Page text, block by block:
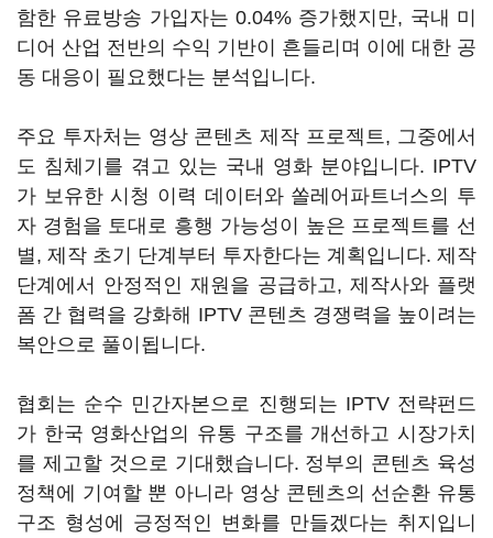
함한 유료방송 가입자는 0.04% 증가했지만, 국내 미
디어 산업 전반의 수익 기반이 흔들리며 이에 대한 공
동 대응이 필요했다는 분석입니다.
주요 투자처는 영상 콘텐츠 제작 프로젝트, 그중에서
도 침체기를 겪고 있는 국내 영화 분야입니다. IPTV
가 보유한 시청 이력 데이터와 쏠레어파트너스의 투
자 경험을 토대로 흥행 가능성이 높은 프로젝트를 선
별, 제작 초기 단계부터 투자한다는 계획입니다. 제작
단계에서 안정적인 재원을 공급하고, 제작사와 플랫
폼 간 협력을 강화해 IPTV 콘텐츠 경쟁력을 높이려는
복안으로 풀이됩니다.
협회는 순수 민간자본으로 진행되는 IPTV 전략펀드
가 한국 영화산업의 유통 구조를 개선하고 시장가치
를 제고할 것으로 기대했습니다. 정부의 콘텐츠 육성
정책에 기여할 뿐 아니라 영상 콘텐츠의 선순환 유통
구조 형성에 긍정적인 변화를 만들겠다는 취지입니